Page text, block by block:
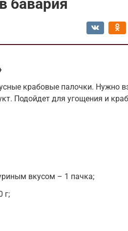
бавария
крабовые палочки. Нужно
Подойдет для угощения и
вкусом – 1 пачка;
г;